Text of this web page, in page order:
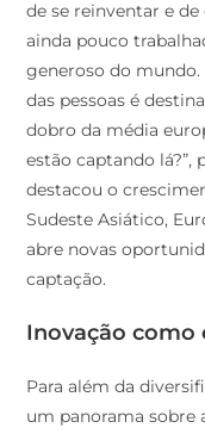
ainda pouco
generoso do mundo.
das pessoas é
dobro da média
estão captando
destacou o
Sudeste Asiático,
abre novas
captação.
um panorama sobre
captação,